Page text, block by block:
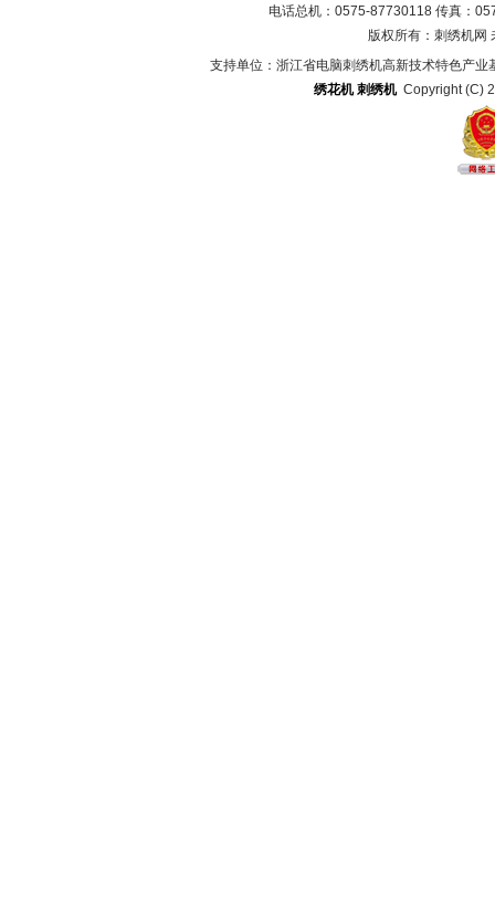
电话总机：0575-87730118 传真：
版权所有：刺绣机网
支持单位：浙江省电脑刺绣机高新技术特色产
绣花机 刺绣机Copyright (C)